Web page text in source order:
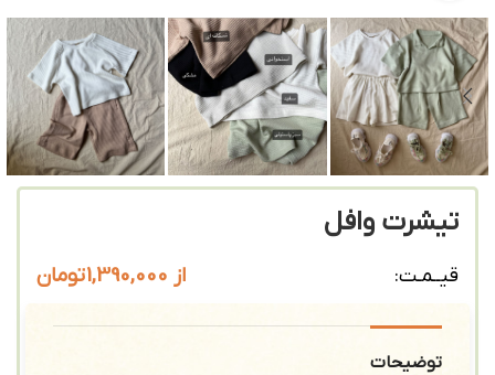
تیشرت وافل
قیــمـت: از 1,390,000تومان
توضیحات